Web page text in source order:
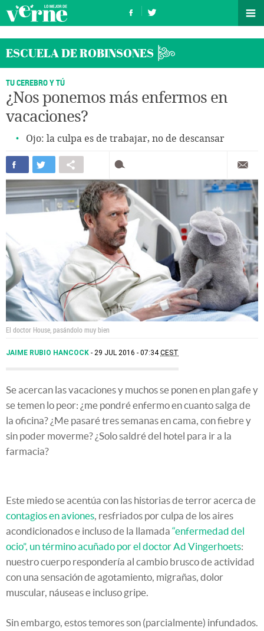
ESCUELA DE ROBINSONES
TU CEREBRO Y TÚ
¿Nos ponemos más enfermos en
vacaciones?
Ojo: la culpa es de trabajar, no de descansar
El doctor House, pasándolo muy bien
JAIME RUBIO HANCOCK 29 JUL 2016 - 07:34CEST
Se acercan las vacaciones y muchos se ponen en plan gafe y
se temen lo peor: ¿me pondré enfermo en cuanto salga de
la oficina? ¿Me pasaré tres semanas en cama, con fiebre y
sin poder moverme? ¿Solo saldré del hotel para ir a la
farmacia?
Este miedo se acentúa con las historias de terror acerca de
contagios en aviones, resfriados por culpa de los aires
acondicionados e incluso de la llamada “enfermedad del
ocio”, un término acuñado por el doctor Ad Vingerhoets:
nuestro cuerpo respondería al cambio brusco de actividad
con una sensación de agotamiento, migrañas, dolor
muscular, náuseas e incluso gripe.
Sin embargo, estos temores son (parcialmente) infundados.